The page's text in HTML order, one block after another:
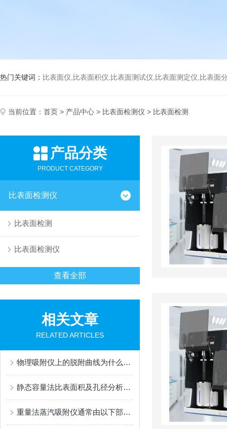
热门关键词： 比表面仪,比表面积仪,比表面测试仪,比表面测定仪,比表面分析仪,比表
当前位置： 首页 > 产品中心 > 比表面检测仪 > 比表面检测
产品分类
PRODUCT CATEGORY
比表面检测仪
比表面检测
比表面检测仪
查看全部
相关文章
RELATED ARTICLES
物理吸附仪上的脱附曲线为什么常在吸附曲线之上？
静态容量法比表面积及孔径分析测试过程及原理
重量法蒸汽吸附仪通常由以下部分组成